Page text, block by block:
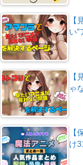
【
い”
【
ゃ
【
け